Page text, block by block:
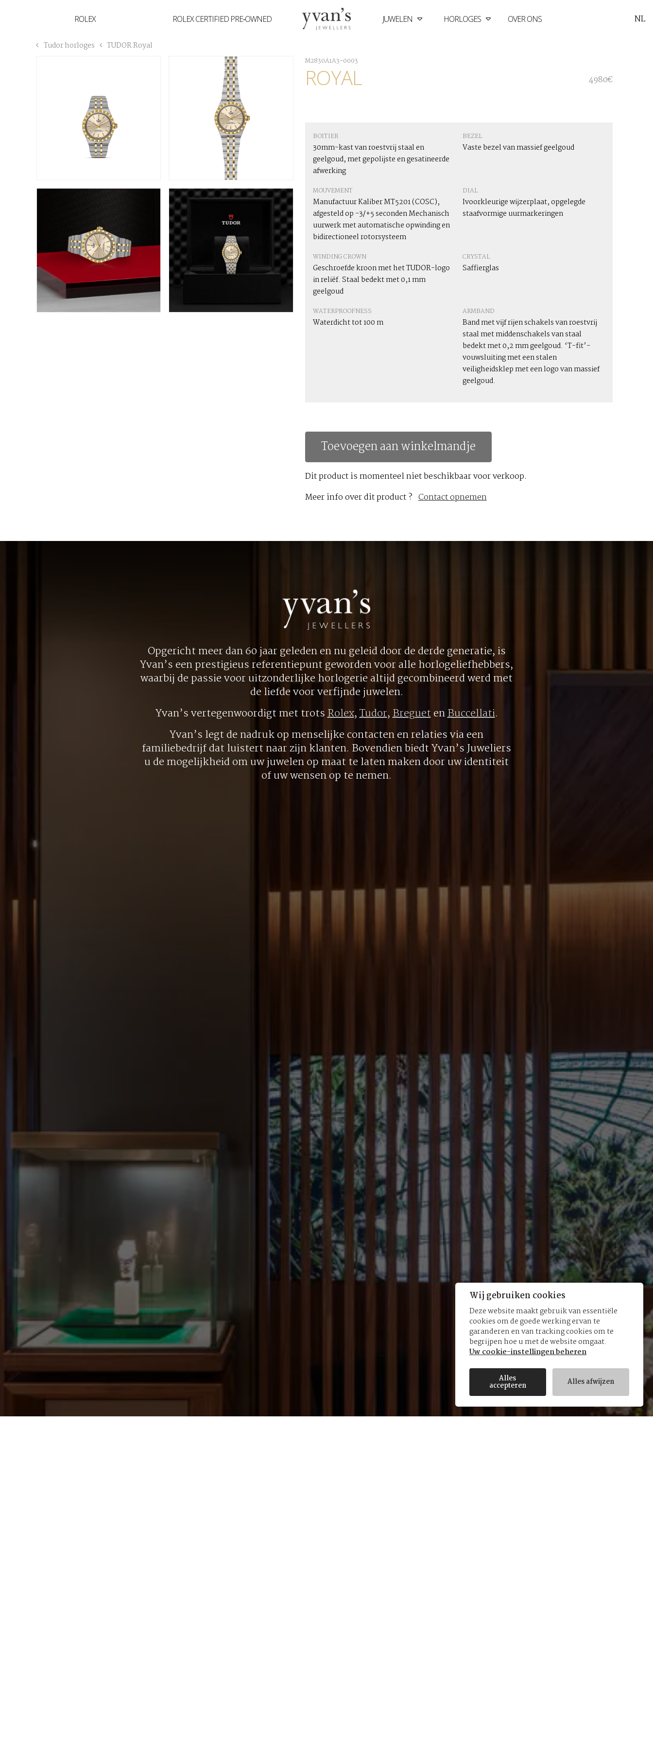
ROLEX ROLEX CERTIFIED PRE‑OWNED JUWELEN
BUCCELLATI
HORLOGES OVER ONS NL
Tudor horloges TUDOR Royal
M2830A1A3-0003
ROYAL 4980€
BOITIER
30mm-kast van roestvrij staal en
geelgoud, met gepolijste en gesatineerde
afwerking
BEZEL
Vaste bezel van massief geelgoud
MOUVEMENT
Manufactuur Kaliber MT5201 (COSC),
afgesteld op -3/+5 seconden Mechanisch
uurwerk met automatische opwinding en
bidirectioneel rotorsysteem
DIAL
Ivoorkleurige wijzerplaat, opgelegde
staafvormige uurmarkeringen
WINDING CROWN
Geschroefde kroon met het TUDOR-logo
in reliëf. Staal bedekt met 0,1 mm
geelgoud
CRYSTAL
Saffierglas
WATERPROOFNESS
Waterdicht tot 100 m
ARMBAND
Band met vijf rijen schakels van roestvrij
staal met middenschakels van staal
bedekt met 0,2 mm geelgoud. ‘T-fit’-
vouwsluiting met een stalen
veiligheidsklep met een logo van massief
geelgoud.
Toevoegen aan winkelmandje
Dit product is momenteel niet beschikbaar voor verkoop.
Meer info over dit product ? Contact opnemen
Opgericht meer dan 60 jaar geleden en nu geleid door de derde generatie, is
Yvan’s een prestigieus referentiepunt geworden voor alle horlogeliefhebbers,
waarbij de passie voor uitzonderlijke horlogerie altijd gecombineerd werd met
de liefde voor verfijnde juwelen.
Yvan’s vertegenwoordigt met trotsRolex,Tudor,BreguetenBuccellati.
Yvan’s legt de nadruk op menselijke contacten en relaties via een
familiebedrijf dat luistert naar zijn klanten. Bovendien biedt Yvan’s Juweliers
u de mogelijkheid om uw juwelen op maat te laten maken door uw identiteit
of uw wensen op te nemen.
Wij gebruiken cookies
Deze website maakt gebruik van essentiële
cookies om de goede werking ervan te
garanderen en van tracking cookies om te
begrijpen hoe u met de website omgaat.
Uw cookie-instellingen beheren
Alles
accepteren Alles afwijzen